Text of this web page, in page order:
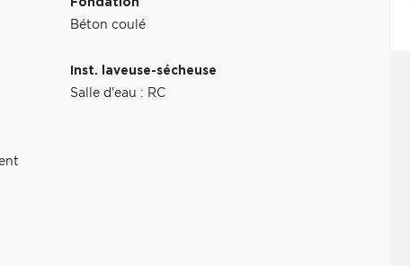
Fondation
Béton coulé
Inst. laveuse-sécheuse
Salle d'eau : RC